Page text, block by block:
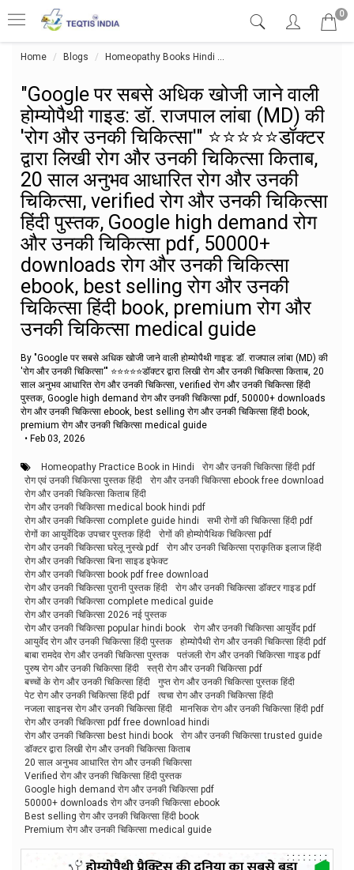
0
Home Blogs Homeopathy Books Hindi
"Google पर सबसे अधिक खोजी जाने वाली
होम्योपैथी गाइड: डॉ. राजपाल लांबा (MD) की
'रोग और उनकी चिकित्सा'" ⭐⭐⭐⭐⭐डॉक्टर
द्वारा लिखी रोग और उनकी चिकित्सा किताब,
20 साल अनुभव आधारित रोग और उनकी
चिकित्सा, verified रोग और उनकी चिकित्सा
हिंदी पुस्तक, Google high demand रोग
और उनकी चिकित्सा pdf, 50000+
downloads रोग और उनकी चिकित्सा
ebook, best selling रोग और उनकी
चिकित्सा हिंदी book, premium रोग और
उनकी चिकित्सा medical guide
By "Google पर सबसे अधिक खोजी जाने वाली होम्योपैथी गाइड: डॉ. राजपाल लांबा (MD) की
'रोग और उनकी चिकित्सा'" ⭐⭐⭐⭐⭐डॉक्टर द्वारा लिखी रोग और उनकी चिकित्सा किताब, 20
साल अनुभव आधारित रोग और उनकी चिकित्सा, verified रोग और उनकी चिकित्सा हिंदी
पुस्तक, Google high demand रोग और उनकी चिकित्सा pdf, 50000+ downloads
रोग और उनकी चिकित्सा ebook, best selling रोग और उनकी चिकित्सा हिंदी book,
premium रोग और उनकी चिकित्सा medical guide
• Feb 03, 2026
Homeopathy Practice Book in Hindi
रोग और उनकी चिकित्सा हिंदी pdf
रोग एवं उनकी चिकित्सा पुस्तक हिंदी
रोग और उनकी चिकित्सा ebook free download
रोग और उनकी चिकित्सा किताब हिंदी
रोग और उनकी चिकित्सा medical book hindi pdf
रोग और उनकी चिकित्सा complete guide hindi
सभी रोगों की चिकित्सा हिंदी pdf
रोगों का आयुर्वेदिक उपचार पुस्तक हिंदी
रोगों की होम्योपैथिक चिकित्सा pdf
रोग और उनकी चिकित्सा घरेलू नुस्खे pdf
रोग और उनकी चिकित्सा प्राकृतिक इलाज हिंदी
रोग और उनकी चिकित्सा बिना साइड इफेक्ट
रोग और उनकी चिकित्सा book pdf free download
रोग और उनकी चिकित्सा पुरानी पुस्तक हिंदी
रोग और उनकी चिकित्सा डॉक्टर गाइड pdf
रोग और उनकी चिकित्सा complete medical guide
रोग और उनकी चिकित्सा 2026 नई पुस्तक
रोग और उनकी चिकित्सा popular hindi book
रोग और उनकी चिकित्सा आयुर्वेद pdf
आयुर्वेद रोग और उनकी चिकित्सा हिंदी पुस्तक
होम्योपैथी रोग और उनकी चिकित्सा हिंदी pdf
बाबा रामदेव रोग और उनकी चिकित्सा पुस्तक
पतंजली रोग और उनकी चिकित्सा गाइड pdf
पुरुष रोग और उनकी चिकित्सा हिंदी
स्त्री रोग और उनकी चिकित्सा pdf
बच्चों के रोग और उनकी चिकित्सा हिंदी
गुप्त रोग और उनकी चिकित्सा पुस्तक हिंदी
पेट रोग और उनकी चिकित्सा हिंदी pdf
त्वचा रोग और उनकी चिकित्सा हिंदी
नजला साइनस रोग और उनकी चिकित्सा हिंदी
मानसिक रोग और उनकी चिकित्सा हिंदी pdf
रोग और उनकी चिकित्सा pdf free download hindi
रोग और उनकी चिकित्सा best hindi book
रोग और उनकी चिकित्सा trusted guide
डॉक्टर द्वारा लिखी रोग और उनकी चिकित्सा किताब
20 साल अनुभव आधारित रोग और उनकी चिकित्सा
Verified रोग और उनकी चिकित्सा हिंदी पुस्तक
Google high demand रोग और उनकी चिकित्सा pdf
50000+ downloads रोग और उनकी चिकित्सा ebook
Best selling रोग और उनकी चिकित्सा हिंदी book
Premium रोग और उनकी चिकित्सा medical guide